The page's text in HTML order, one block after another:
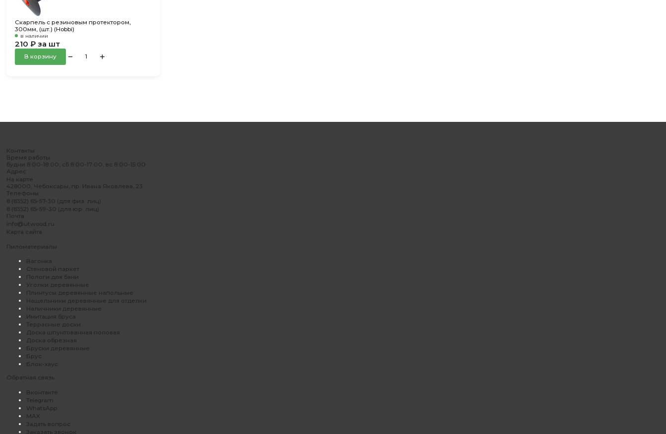
Скарпель с резиновым протектором,
300мм, (шт.) (Hobbi)
в наличии
210 ₽ за шт
В корзину
Контакты
Время работы
будни 8:00-18:00, сб 8:00-17:00, вс 8:00-15:00
Адрес
На карте
428000, Чебоксары, пр. Ивана Яковлева, 23
Телефоны
8 (8352) 65-57-30 (для физ. лиц)
8 (8352) 65-59-30 (для юр. лиц)
Почта
info@utwood.ru
Карта сайта
Пиломатериалы
Вагонка
Стеновой паркет
Пологи для бани
Уголки деревянные
Плинтусы деревянные напольные
Нащельники деревянные для отделки
Наличники деревянные
Имитация бруса
Террасные доски
Доска шпунтованная половая
Доска обрезная
Бруски деревянные
Брус
Блок-хаус
Обратная связь
Вконтакте
Telegram
WhatsApp
MAX
Задать вопрос
Заказать звонок